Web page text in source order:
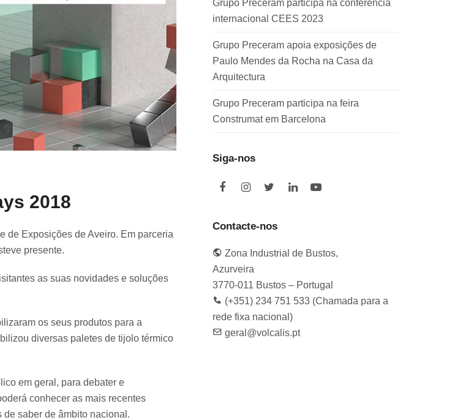
2018
de Exposições de Aveiro. Em parceria
presente.
as suas novidades e soluções
os seus produtos para a
diversas paletes de tijolo térmico
em geral, para debater e
conhecer as mais recentes
saber de âmbito nacional.
Grupo Preceram participa na conferência
internacional CEES 2023
Grupo Preceram apoia exposições de
Paulo Mendes da Rocha na Casa da
Arquitectura
Grupo Preceram participa na feira
Construmat em Barcelona
Siga-nos
F
e
o
o
k
I
t
g
r
a
m
T
t
e
r
L
d
I
Y
e
Contacte-nos
Zona Industrial de Bustos,
Azurveira
3770-011 Bustos – Portugal
(+351) 234 751 533 (Chamada para a
rede fixa nacional)
geral@volcalis.pt